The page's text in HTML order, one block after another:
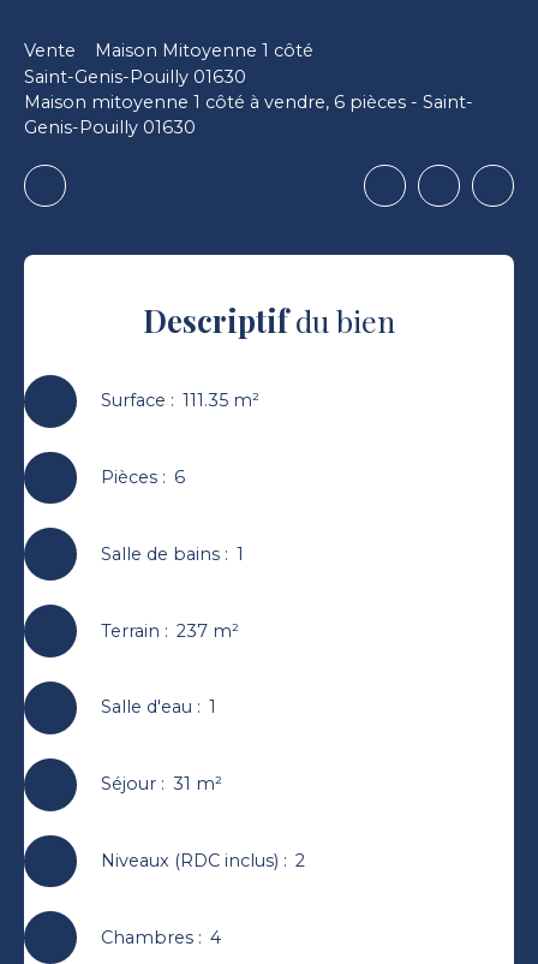
Vente
Maison Mitoyenne 1 côté
Saint-Genis-Pouilly 01630
Maison mitoyenne 1 côté à vendre, 6 pièces - Saint-
Genis-Pouilly 01630
Descriptifdu bien
Surface : 111.35 m²
Pièces: 6
Salle de bains: 1
Terrain : 237 m²
Salle d'eau : 1
Séjour: 31 m²
Niveaux (RDC inclus) : 2
Chambres: 4